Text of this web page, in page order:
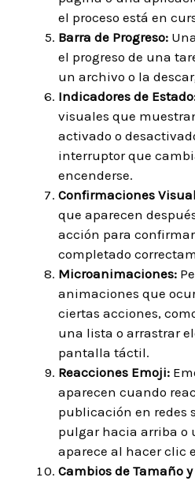
el proceso está en
Barra de Progreso:
el progreso de una
un archivo o la
Indicadores de
visuales que
activado o
interruptor que
encenderse.
Confirmaciones
que aparecen
acción para
completado
Microanimaciones:
animaciones que
ciertas acciones,
una lista o arrastrar
pantalla táctil.
Reacciones Emoji:
aparecen cuando
publicación en redes
pulgar hacia arriba o
aparece al hacer clic
Cambios de Tamaño